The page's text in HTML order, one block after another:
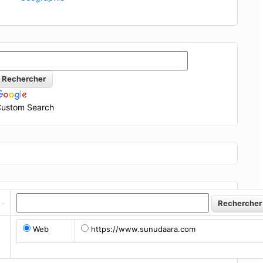
Search
Web https://www.sunudaara.com